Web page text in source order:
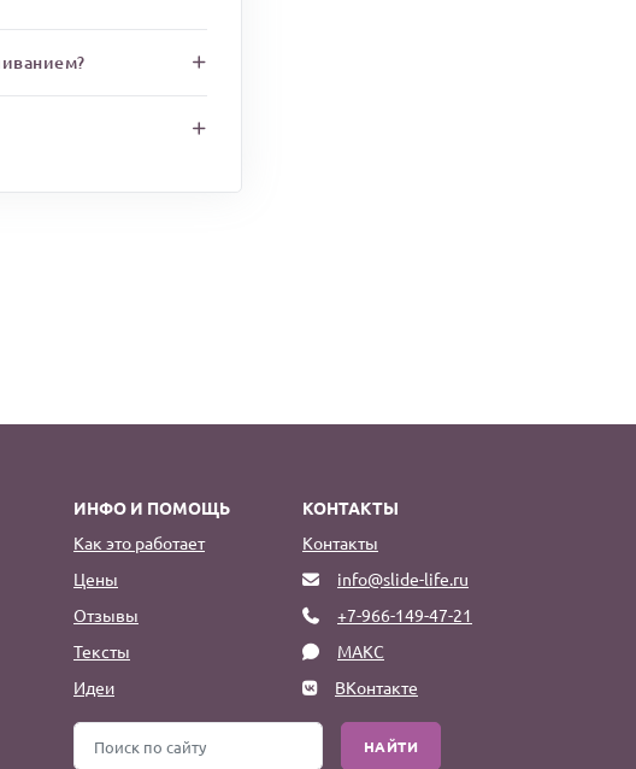
ИНФО И ПОМОЩЬ
Как это работает
Цены
Отзывы
Тексты
Идеи
КОНТАКТЫ
Контакты
info@slide-life.ru
+7-966-149-47-21
МАКС
ВКонтакте
НАЙТИ